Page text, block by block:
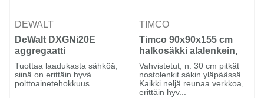
DEWALT
DeWalt DXGNi20E
aggregaatti
Tuottaa laadukasta sähköä,
siinä on erittäin hyvä
polttoainetehokkuus
TIMCO
Timco 90x90x155 cm
halkosäkki alalenkein,
verkkoa
Vahvistetut, n. 30 cm pitkät
nostolenkit säkin yläpäässä.
Kaikki neljä reunaa verkkoa,
erittäin hyv...